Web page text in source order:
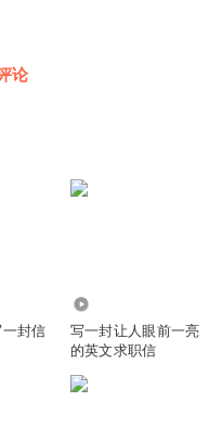
会等你，但是也没有停止过
论
封信
写一封让人眼前一亮
的英文求职信